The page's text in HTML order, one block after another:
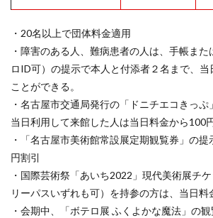
・20名以上で団体料金適用
・障害のある人、難病患者の人は、手帳また
ロID可）の提示で本人と付添者２名まで、
ことができる。
・名古屋市交通局発行の「ドニチエコきっ
当日利用して来館した人は当日料金から100
・「名古屋市美術館常設展定期観覧券」の
円割引
・国際芸術祭「あいち2022」現代美術展チ
リーパスいずれも可）を持参の方は、当日料
・会期中、「ボテロ展 ふくよかな魔法」の